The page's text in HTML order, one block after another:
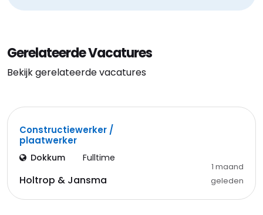
Gerelateerde Vacatures
Bekijk gerelateerde vacatures
Constructiewerker /
plaatwerker
Dokkum Fulltime
Holtrop & Jansma
1 maand
geleden